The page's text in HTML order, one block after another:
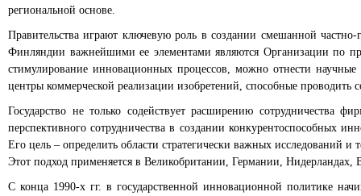
региональной основе.
Правительства играют ключевую роль в создании смешанной
Финляндии важнейшими ее элементами являются Организации по
стимулирование инновационных процессов, можно отнести
центры коммерческой реализации изобретений, способные проводить
Государство не только содействует расширению сотрудничества
перспективного сотрудничества в создании
Его цель – определить области стратегически важных исследований
Этот подход применяется в Великобритании, Германии,
С конца 1990-х гг. в государственной инновационной политике